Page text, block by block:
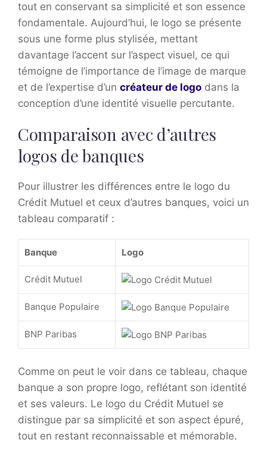
tout en conservant sa simplicité et son essence
fondamentale. Aujourd’hui, le logo se présente
sous une forme plus stylisée, mettant
davantage l’accent sur l’aspect visuel, ce qui
témoigne de l’importance de l’image de marque
et de l’expertise d’un créateur de logo dans la
conception d’une identité visuelle percutante.
Comparaison avec d’autres
logos de banques
Pour illustrer les différences entre le logo du
Crédit Mutuel et ceux d’autres banques, voici un
tableau comparatif :
Banque Logo
Crédit Mutuel
Banque Populaire
BNP Paribas
Comme on peut le voir dans ce tableau, chaque
banque a son propre logo, reflétant son identité
et ses valeurs. Le logo du Crédit Mutuel se
distingue par sa simplicité et son aspect épuré,
tout en restant reconnaissable et mémorable.